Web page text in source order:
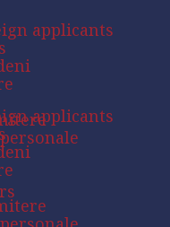
applicants
applicants